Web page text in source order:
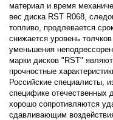
материал и время
вес диска RST R068,
топливо, продлевается
снижается уровень
уменьшения
марки дисков "RST"
прочностные
Российские специалисты,
специфике отечественных
хорошо сопротивляются
сдавливающим